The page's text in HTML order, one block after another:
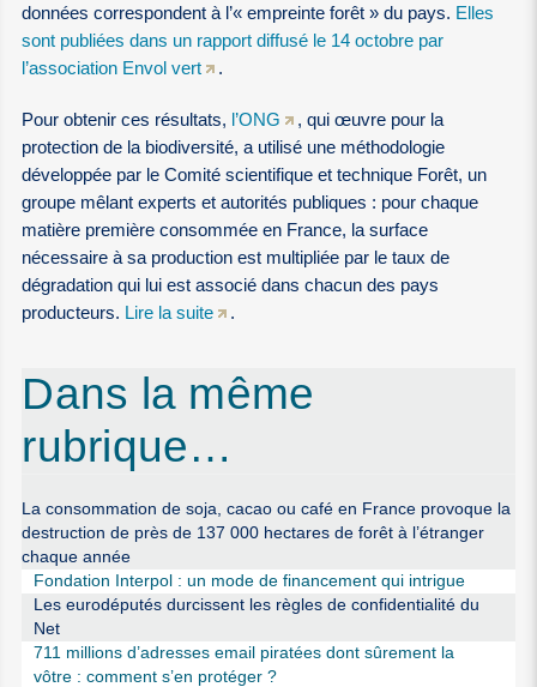
données correspondent à l’« empreinte forêt » du pays. Elles
sont publiées dans un rapport diffusé le 14 octobre par
l’association Envol vert
.
Pour obtenir ces résultats, l’ONG
, qui œuvre pour la
protection de la biodiversité, a utilisé une méthodologie
développée par le Comité scientifique et technique Forêt, un
groupe mêlant experts et autorités publiques : pour chaque
matière première consommée en France, la surface
nécessaire à sa production est multipliée par le taux de
dégradation qui lui est associé dans chacun des pays
producteurs. Lire la suite .
Dans la même
rubrique…
La consommation de soja, cacao ou café en France provoque la
destruction de près de 137 000 hectares de forêt à l’étranger
chaque année
Fondation Interpol : un mode de financement qui intrigue
Les eurodéputés durcissent les règles de confidentialité du
Net
711 millions d’adresses email piratées dont sûrement la
vôtre : comment s’en protéger ?